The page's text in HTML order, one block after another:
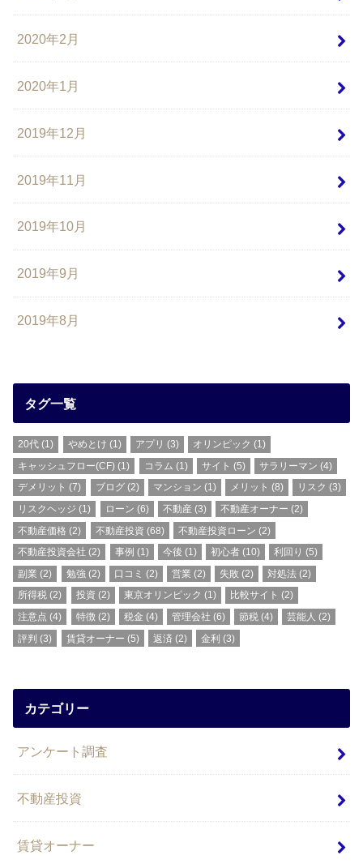
2020年2月
2020年1月
2019年12月
2019年11月
2019年10月
2019年9月
2019年8月
タグ一覧
20代 (1) やめとけ (1) アプリ (3) オリンピック (1)
キャッシュフロー(CF) (1) コラム (1) サイト (5) サラリーマン (4)
デメリット (7) ブログ(2) マンション (1) メリット (8) リスク (3)
リスクヘッジ (1) ローン (6) 不動産(3) 不動産オーナー (2)
不動産価格 (2) 不動産投資 (68) 不動産投資ローン (2)
不動産投資会社 (2) 事例 (1) 今後 (1) 初心者 (10) 利回り (5)
副業 (2) 勉強 (2) 口コミ (2) 営業 (2) 失敗 (2) 対処法 (2)
所得税 (2) 投資 (2) 東京オリンピック (1) 比較サイト (2)
注意点 (4) 特徴(2) 税金 (4) 管理会社 (6) 節税 (4) 芸能人 (2)
評判 (3) 賃貸オーナー (5) 返済 (2) 金利 (3)
カテゴリー
アンケート調査
不動産投資
賃貸オーナー